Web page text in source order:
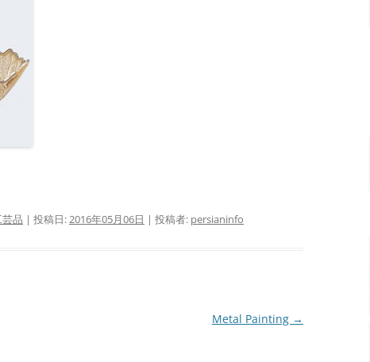
品 | 投稿日:2016年05月06日 | 投稿者: persianinfo
Metal Painting →